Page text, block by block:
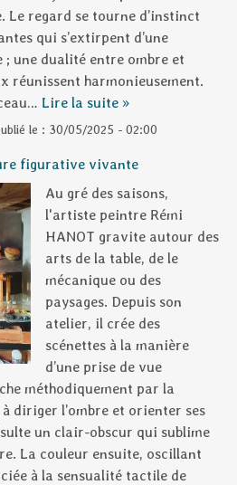
Le regard se tourne d’instinct
qui s’extirpent d’une
une dualité entre ombre et
réunissent harmonieusement.
Lire la suite »
le : 30/05/2025 - 02:00
figurative vivante
Au gré des saisons,
l'artiste peintre Rémi
HANOT gravite autour des
arts de la table, de le
mécanique ou des
paysages. Depuis son
atelier, il crée des
scénettes à la manière
d’une prise de vue
méthodiquement par la
diriger l’ombre et orienter ses
un clair-obscur qui sublime
La couleur ensuite, oscillant
à la sensualité tactile de